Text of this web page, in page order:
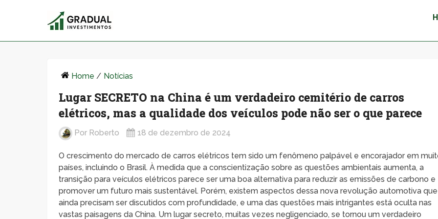
Home / Notícias
Lugar SECRETO na China é um verdadeiro cemitério de carros
elétricos, mas a qualidade dos veículos pode não ser o que parece
Por Roberto 18 de dezembro de 2024
O crescimento do mercado de carros elétricos tem sido um fenômeno palpável e encorajador em
países, incluindo o Brasil. À medida que a conscientização sobre as questões ambientais aumenta, a
transição para veículos elétricos parece ser uma boa alternativa para reduzir as emissões de carbono e
promover um futuro mais sustentável. Porém, existem aspectos dessa nova revolução automotiva que
ainda precisam ser discutidos com profundidade, e uma das questões mais intrigantes está oculta nas
vastas paisagens da China. Um lugar secreto, muitas vezes negligenciado, se tornou um verdadeiro